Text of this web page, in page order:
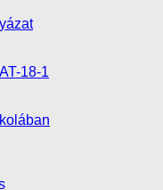
18-1